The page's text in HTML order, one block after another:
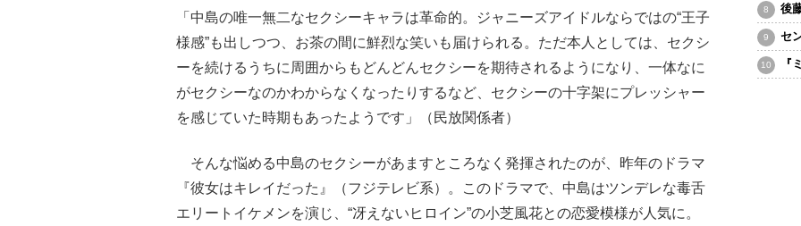
「中島の唯一無二なセクシーキャラは革命的。ジャニーズアイドルならではの“王子
様感”も出しつつ、お茶の間に鮮烈な笑いも届けられる。ただ本人としては、セクシ
ーを続けるうちに周囲からもどんどんセクシーを期待されるようになり、一体なに
がセクシーなのかわからなくなったりするなど、セクシーの十字架にプレッシャー
を感じていた時期もあったようです」（民放関係者）
そんな悩める中島のセクシーがあますところなく発揮されたのが、昨年のドラマ
『彼女はキレイだった』（フジテレビ系）。このドラマで、中島はツンデレな毒舌
エリートイケメンを演じ、“冴えないヒロイン”の小芝風花との恋愛模様が人気に。
後
セ
『